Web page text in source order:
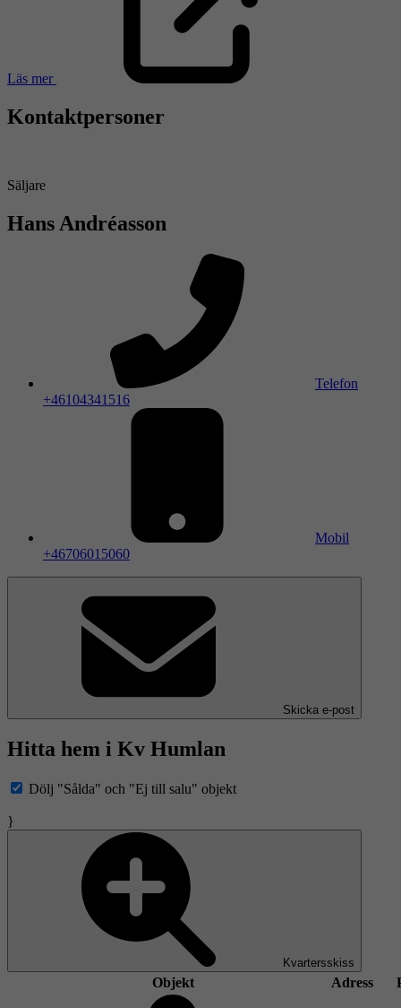
Läs mer
Kontaktpersoner
Säljare
Hans Andréasson
Telefon
+46104341516
Mobil
+46706015060
Skicka e-post
Hitta hem i Kv Humlan
Dölj "Sålda" och "Ej till salu" objekt
}
Kvartersskiss
Objekt Adress